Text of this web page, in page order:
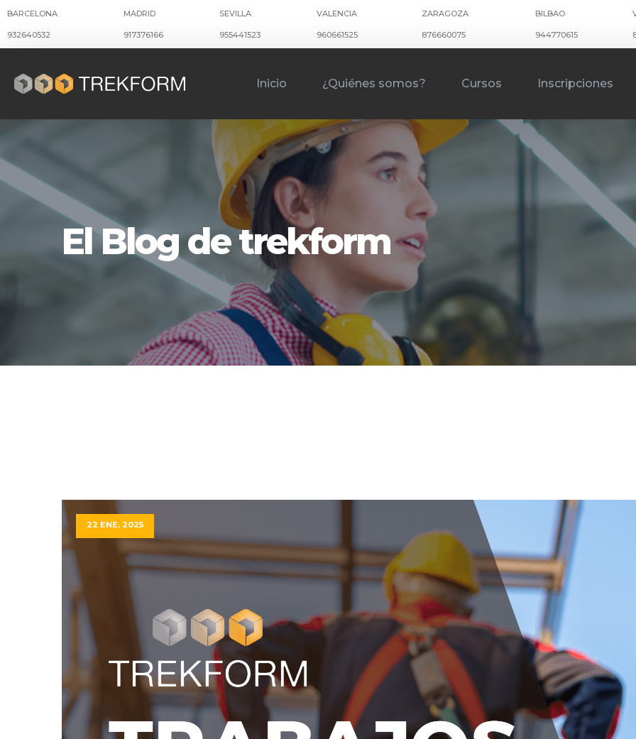
BARCELONA
932640532
MADRID
917376166
SEVILLA
955441523
VALENCIA
960661525
ZARAGOZA
876660075
BILBAO
944770615
Inicio ¿Quiénes somos? Cursos Inscripciones
El Blog de trekform
22 ENE, 2025